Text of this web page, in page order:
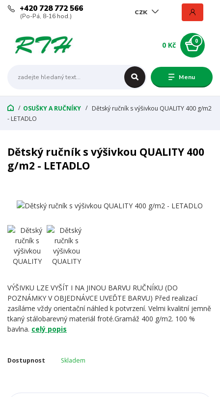
Menu
CZK
+420 728 772 566
(Po-Pá, 8-16 hod.)
0
0 Kč
OSUŠKY A RUČNÍKY
Dětský ručník s výšivkou QUALITY 400 g/m2
- LETADLO
Dětský ručník s výšivkou QUALITY 400
g/m2 - LETADLO
VÝŠIVKU LZE VYŠÍT I NA JINOU BARVU RUČNÍKU (DO
POZNÁMKY V OBJEDNÁVCE UVEĎTE BARVU) Před realizací
zasíláme vždy orientační náhled k potvrzení. Velmi kvalitní jemně
tkaný stálobarevný materiál froté.Gramáž 400 g/m2. 100 %
bavlna. celý popis
Dostupnost Skladem